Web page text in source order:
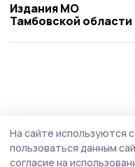
Издания МО
Тамбовской области
На сайте используются
пользоваться данным
согласие на